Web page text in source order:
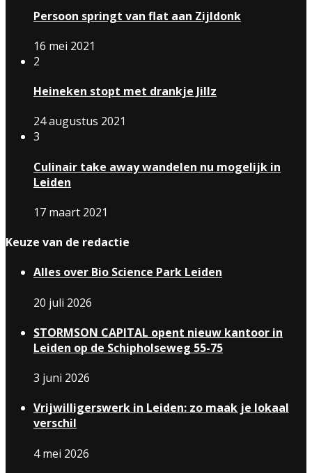
Persoon springt van flat aan Zijldonk
16 mei 2021
2
Heineken stopt met drankje Jillz
24 augustus 2021
3
Culinair take away wandelen nu mogelijk in
Leiden
17 maart 2021
Keuze van de redactie
Alles over Bio Science Park Leiden
20 juli 2026
STORMSON CAPITAL opent nieuw kantoor in
Leiden op de Schipholseweg 55-75
3 juni 2026
Vrijwilligerswerk in Leiden: zo maak je lokaal
verschil
4 mei 2026